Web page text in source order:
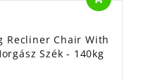
Recliner Chair With
Szék - 140kg